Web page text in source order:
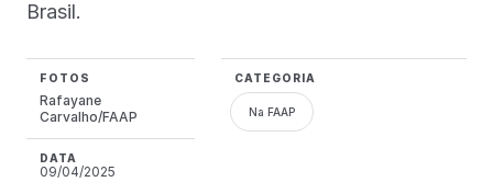
Brasil.
FOTOS
Rafayane
Carvalho/FAAP
DATA
09/04/2025
CATEGORIA
Na FAAP